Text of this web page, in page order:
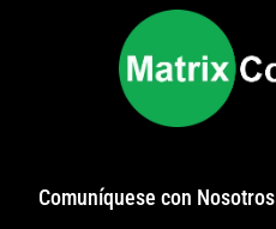
Comuníquese con Nosotros